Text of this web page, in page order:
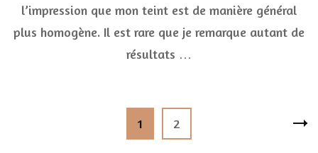
pour
peau
l’impression que mon teint est de manière général
plus homogène. Il est rare que je remarque autant de
résultats …
Page
1 Page
2